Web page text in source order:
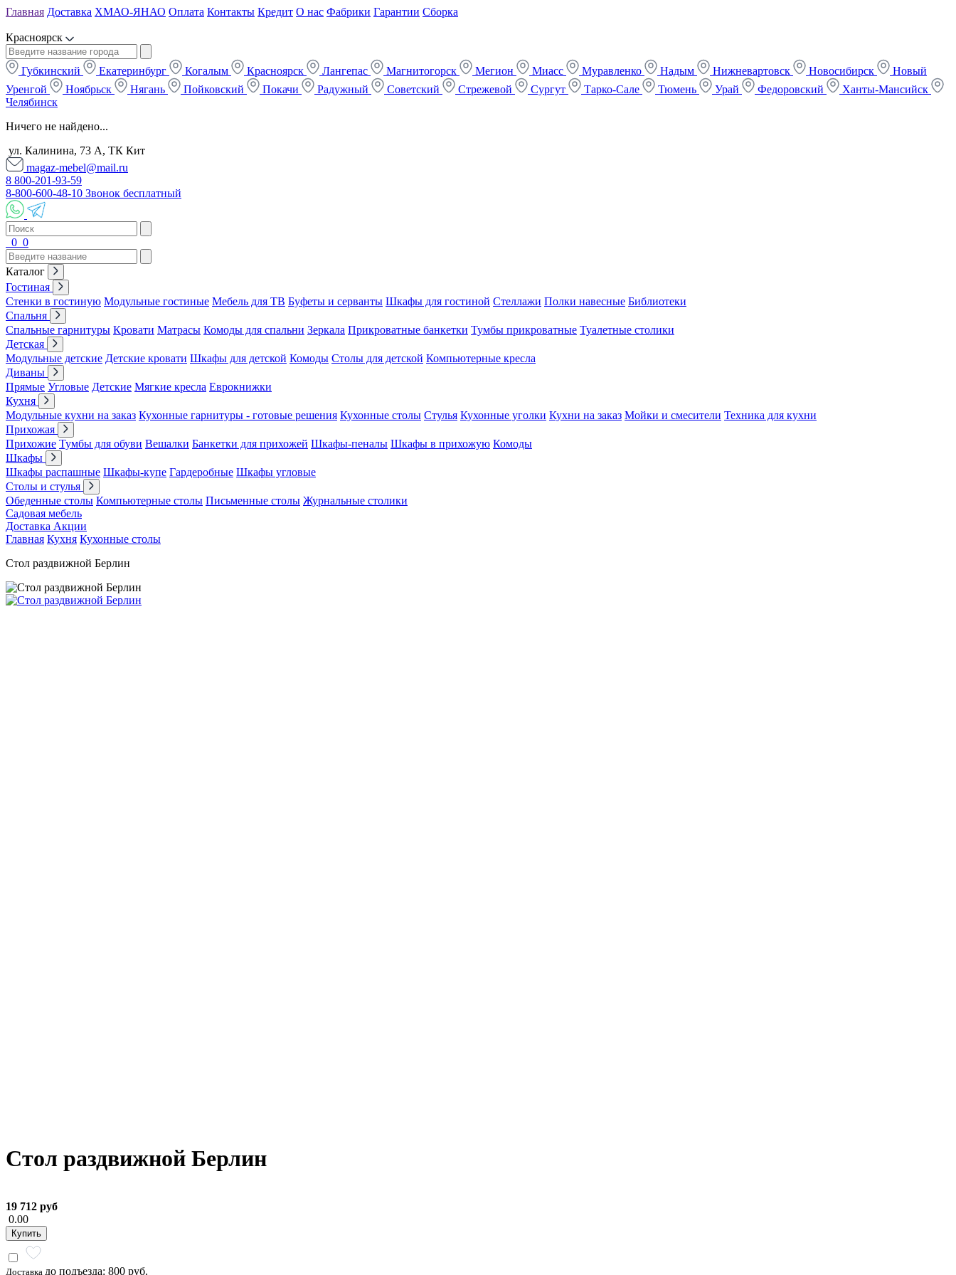
Главная Доставка ХМАО-ЯНАО Оплата Контакты Кредит О нас Фабрики Гарантии Сборка
Красноярск
Губкинский Екатеринбург Когалым Красноярск Лангепас Магнитогорск Мегион Миасс Муравленко Надым Нижневартовск Новосибирск
Новый
Уренгой
Ноябрьск Нягань Пойковский Покачи Радужный Советский Стрежевой Сургут Тарко-Сале Тюмень Урай Федоровский
Ханты-Мансийск
Челябинск
Ничего не найдено...
ул. Калинина, 73 А, ТК Кит
magaz-mebel@mail.ru
8 800-201-93-59
8-800-600-48-10 Звонок бесплатный
0 0
Каталог
Гостиная
Стенки в гостиную Модульные гостиные Мебель для ТВ Буфеты и серванты Шкафы для гостиной Стеллажи Полки навесные Библиотеки
Спальня
Спальные гарнитуры Кровати Матрасы Комоды для спальни Зеркала Прикроватные банкетки Тумбы прикроватные Туалетные столики
Детская
Модульные детские Детские кровати Шкафы для детской Комоды Столы для детской Компьютерные кресла
Диваны
Прямые Угловые Детские Мягкие кресла Еврокнижки
Кухня
Модульные кухни на заказ Кухонные гарнитуры - готовые решения Кухонные столы Стулья Кухонные уголки Кухни на заказ Мойки и смесители Техника для кухни
Прихожая
Прихожие Тумбы для обуви Вешалки Банкетки для прихожей Шкафы-пеналы Шкафы в прихожую Комоды
Шкафы
Шкафы распашные Шкафы-купе Гардеробные Шкафы угловые
Столы и стулья
Обеденные столы Компьютерные столы Письменные столы Журнальные столики
Садовая мебель
Доставка Акции
Главная Кухня Кухонные столы
Стол раздвижной Берлин
Стол раздвижной Берлин
19 712 руб
0.00
Купить
Доставка до подъезда: 800 руб.